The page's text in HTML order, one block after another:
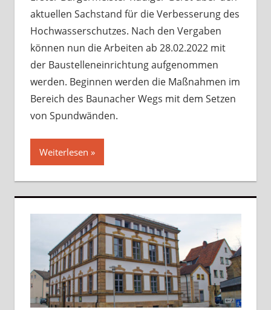
aktuellen Sachstand für die Verbesserung des
Hochwasserschutzes. Nach den Vergaben
können nun die Arbeiten ab 28.02.2022 mit
der Baustelleneinrichtung aufgenommen
werden. Beginnen werden die Maßnahmen im
Bereich des Baunacher Wegs mit dem Setzen
von Spundwänden.
Weiterlesen